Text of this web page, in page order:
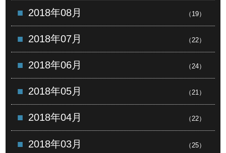
2018年08月 （19）
2018年07月 （22）
2018年06月 （24）
2018年05月 （21）
2018年04月 （22）
2018年03月 （25）